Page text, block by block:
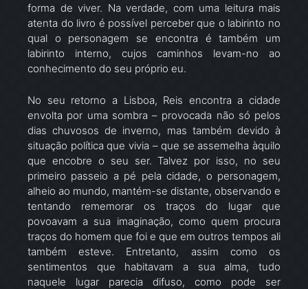
forma de viver. Na verdade, com uma leitura mais
atenta do livro é possível perceber que o labirinto no
qual o personagem se encontra é também um
labirinto interno, cujos caminhos levam-no ao
conhecimento do seu próprio eu.
No seu retorno a Lisboa, Reis encontra a cidade
envolta por uma sombra – provocada não só pelos
dias chuvosos de inverno, mas também devido à
situação política que vivia – que se assemelha àquilo
que encobre o seu ser. Talvez por isso, no seu
primeiro passeio a pé pela cidade, o personagem,
alheio ao mundo, mantém-se distante, observando e
tentando rememorar os traços do lugar que
povoavam a sua imaginação, como quem procura
traços do homem que foi e que em outros tempos ali
também esteve. Entretanto, assim como os
sentimentos que habitavam a sua alma, tudo
naquele lugar parecia difuso, como pode ser